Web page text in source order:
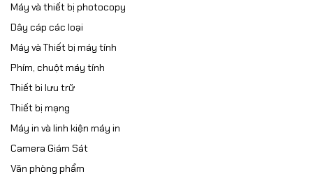
Máy và thiết bị photocopy
Dây cáp các loại
Máy và Thiết bị máy tính
Phím, chuột máy tính
Thiết bi lưu trữ
Thiết bị mạng
Máy in và linh kiện máy in
Camera Giám Sát
Văn phòng phẩm